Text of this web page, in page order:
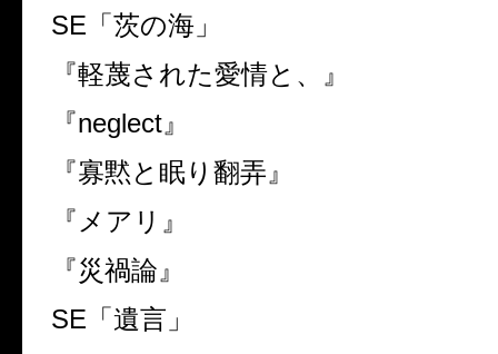
SE 「茨の海」
『軽蔑された愛情と、』
『neglect 』
『寡黙と眠り翻弄』
『メアリ』
『災禍論』
SE 「遺言」